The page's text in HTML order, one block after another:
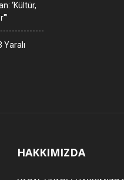
‘Kültür,
Yaralı
HAKKIMIZDA